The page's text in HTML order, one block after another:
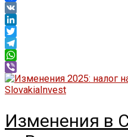
Facebook
VK
LinkedIn
Twitter
Telegram
WhatsApp
Viber
Изменения в